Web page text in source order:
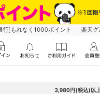
行]もれなく1000ポイント 楽天グ
3,980円(税込)以